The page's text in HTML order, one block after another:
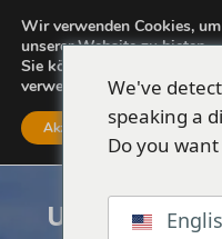
Ulcinj
We've
speaking a
Do you
Wir verwenden Cookies,
unserer Website zu bieten.
Sie können mehr darüber
verwenden, oder sie unter
Akzeptieren